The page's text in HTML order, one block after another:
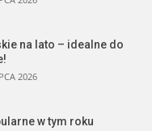
na lato – idealne do
2026
w tym roku